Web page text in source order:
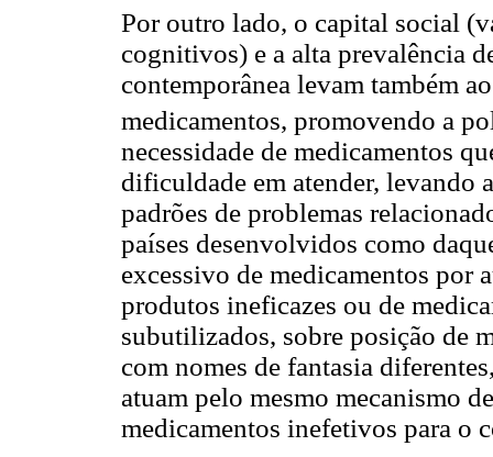
Por outro lado, o capital social
cognitivos) e a alta prevalência
contemporânea levam também
medicamentos, promovendo a
necessidade de medicamentos
dificuldade em atender, levando
padrões de problemas
países desenvolvidos como
excessivo de medicamentos por
produtos ineficazes ou de
subutilizados, sobre posição de
com nomes de fantasia
atuam pelo mesmo mecanismo
medicamentos inefetivos para o